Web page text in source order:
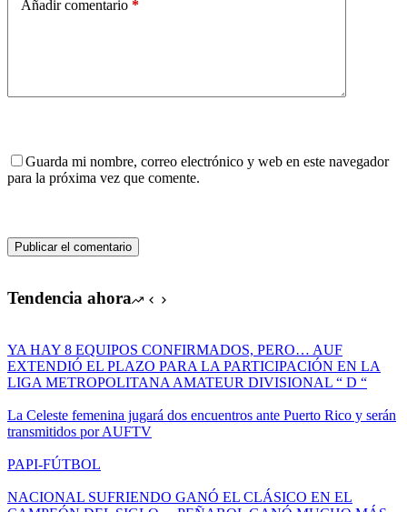
Añadir comentario *
Guarda mi nombre, correo electrónico y web en este navegador
para la próxima vez que comente.
Publicar el comentario
Tendencia ahora
YA HAY 8 EQUIPOS CONFIRMADOS, PERO… AUF
EXTENDIÓ EL PLAZO PARA LA PARTICIPACIÓN EN LA
LIGA METROPOLITANA AMATEUR DIVISIONAL “ D “
La Celeste femenina jugará dos encuentros ante Puerto Rico y serán
transmitidos por AUFTV
PAPI-FÚTBOL
NACIONAL SUFRIENDO GANÓ EL CLÁSICO EN EL